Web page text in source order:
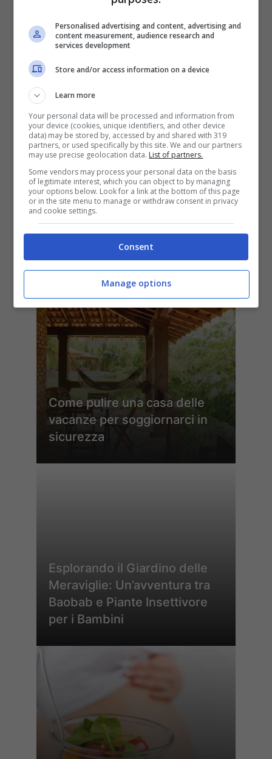
ULTIMI ARTICOLI
Come pulire una casa delle
vacanze per soggiornarci in
sicurezza
Esplorando il Giardino delle
Meraviglie: Un’avventura tra
Baobab e Piante Insettivore
per i Bambini
Personalised advertising and content, advertising and
content measurement, audience research and
services development
Store and/or access information on a device
Learn more
Your personal data will be processed and information from
your device (cookies, unique identifiers, and other device
data) may be stored by, accessed by and shared with 319
partners, or used specifically by this site. We and our partners
may use precise geolocation data. List of partners.
Some vendors may process your personal data on the basis
of legitimate interest, which you can object to by managing
your options below. Look for a link at the bottom of this page
or in the site menu to manage or withdraw consent in privacy
and cookie settings.
Consent
Manage options